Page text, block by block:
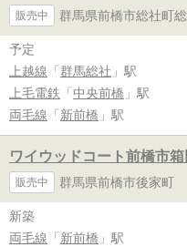
販売中 群馬県前橋市総社町
予定
上越線 「 群馬総社 」駅
上毛電鉄 「 中央前橋 」駅
両毛線 「 新前橋 」駅
ワイウッドコート前橋市
販売中 群馬県前橋市後家町
新築
両毛線 「 新前橋 」駅